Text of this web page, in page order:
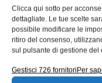
Clicca qui sotto per
dettagliate. Le tue scelte
possibile modificare le
ritiro del consenso,
sul pulsante di gestione
Gestisci 726 fornitoriPer